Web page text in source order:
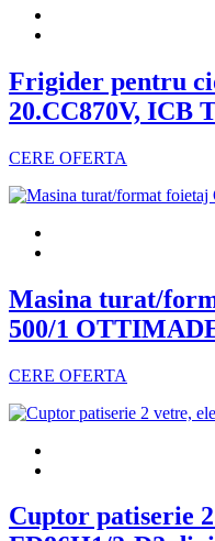
Frigider pentru
20.CC870V, ICB
CERE OFERTA
Masina turat/
500/1
CERE OFERTA
Cuptor patiserie